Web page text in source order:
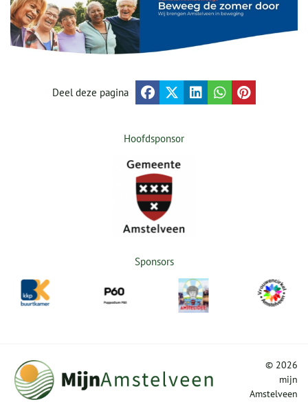
Deel deze pagina
Hoofdsponsor
Sponsors
© 2026
mijn
Amstelveen